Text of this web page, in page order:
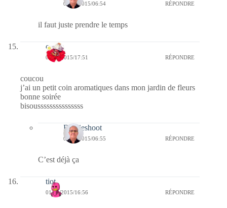
04/04/2015/06:54 RÉPONDRE
il faut juste prendre le temps
cerise
01/04/2015/17:51 RÉPONDRE
coucou
j’ai un petit coin aromatiques dans mon jardin de fleurs
bonne soirée
bisousssssssssssssss
Bernieshoot
04/04/2015/06:55 RÉPONDRE
C’est déjà ça
tiot
01/04/2015/16:56 RÉPONDRE